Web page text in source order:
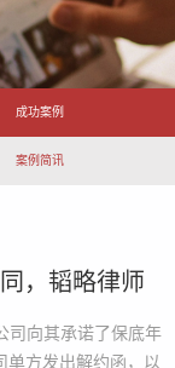
成功案例
案例简讯
，韬略律师
司向其承诺了保底年
单方发出解约函，以